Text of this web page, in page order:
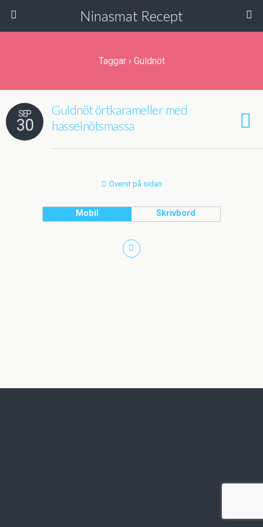
Ninasmat Recept
Taggar › Guldnöt
SEP
30
Guldnöt örtkarameller med
hasselnötsmassa
Överst på sidan
Mobil Skrivbord